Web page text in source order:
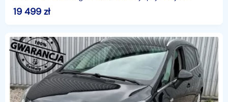
aktualna na dzień wystawienia ogłoszenia. Przed przyj
19 499 zł